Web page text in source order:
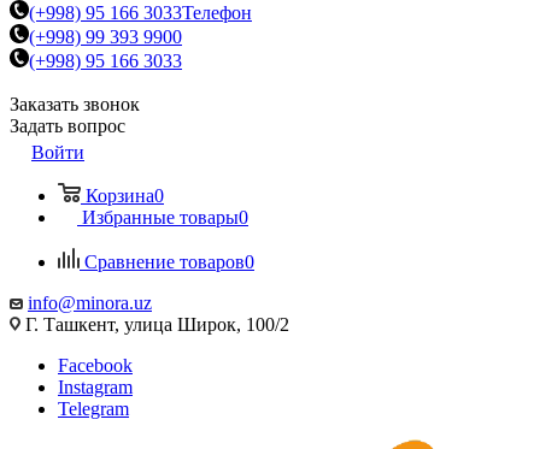
(+998) 95 166 3033Телефон
(+998) 99 393 9900
(+998) 95 166 3033
Заказать звонок
Задать вопрос
Войти
Корзина0
Избранные товары0
Сравнение товаров0
info@minora.uz
Г. Ташкент, улица Широк, 100/2
Facebook
Instagram
Telegram